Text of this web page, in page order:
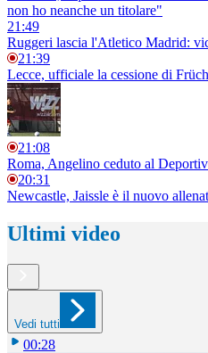
non ho neanche un titolare"
21:49
Ruggeri lascia l'Atletico Madrid:
21:39
Lecce, ufficiale la cessione di
21:08
Roma, Angelino ceduto al
20:31
Newcastle, Jaissle è il nuovo
Ultimi video
Vedi tutti
00:28